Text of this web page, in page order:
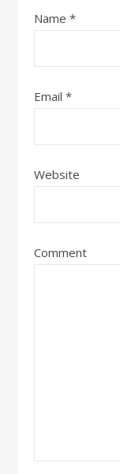
Name *
Email *
Website
Comment